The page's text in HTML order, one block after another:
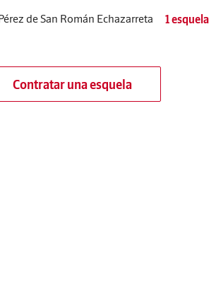
de San Román Echazarreta 1 esquela
Contratar una esquela